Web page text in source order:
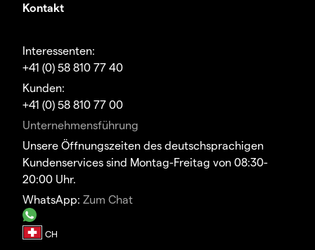
Kontakt
Interessenten:
+41 (0) 58 810 77 40
Kunden:
+41 (0) 58 810 77 00
Unternehmensführung
Unsere Öffnungszeiten des deutschsprachigen
Kundenservices sind Montag-Freitag von 08:30-
20:00 Uhr.
WhatsApp: Zum Chat